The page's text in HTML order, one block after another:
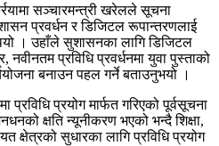
सञ्चारमन्त्री खरेलले सूचना
प्रवर्धन र डिजिटल रूपान्तरणलाई
। उहाँले सुशासनका लागि डिजिटल
प्रविधि प्रवर्धनमा युवा पुस्ताको
बनाउन पहल गर्ने बताउनुभयो ।
प्रयोग मार्फत गरिएको पूर्वसूचना
क्षति न्यूनीकरण भएको भन्दै शिक्षा,
क्षेत्रको सुधारका लागि प्रविधि प्रयोग